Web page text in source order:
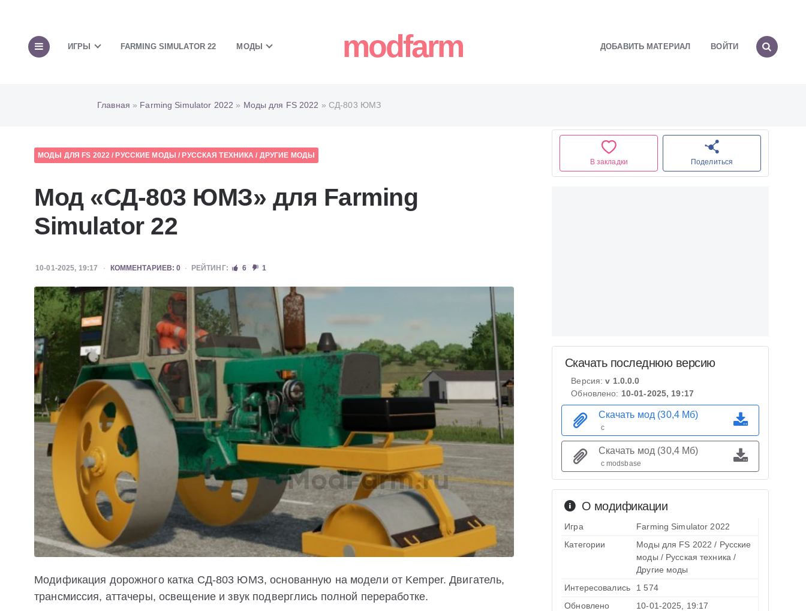
ИГРЫ FARMING SIMULATOR 22 МОДЫ modfarm ДОБАВИТЬ МАТЕРИАЛ ВОЙТИ
Главная » Farming Simulator 2022 » Моды для FS 2022 » СД-803 ЮМЗ
МОДЫ ДЛЯ FS 2022 / РУССКИЕ МОДЫ / РУССКАЯ ТЕХНИКА / ДРУГИЕ МОДЫ
Мод «СД-803 ЮМЗ» для Farming
Simulator 22
10-01-2025, 19:17 КОММЕНТАРИЕВ: 0 РЕЙТИНГ: 6 1
Модификация дорожного катка СД-803 ЮМЗ, основанную на модели от Kemper. Двигатель,
трансмиссия, аттачеры, освещение и звук подверглись полной переработке.
В закладки Поделиться
О модификации
Игра
Farming Simulator 2022
Категории
Моды для FS 2022 / Русские
моды / Русская техника /
Другие моды
Интересовались
1 574
Обновлено
10-01-2025, 19:17
Скачать последнюю версию
Версия:v 1.0.0.0
Обновлено: 10-01-2025, 19:17
Скачать мод (30,4 Мб)
с
Скачать мод (30,4 Мб)
с modsbase